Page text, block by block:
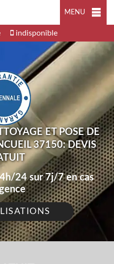
MENU
indisponible
ET POSE DE
37150: DEVIS
24 sur 7j/7 en cas